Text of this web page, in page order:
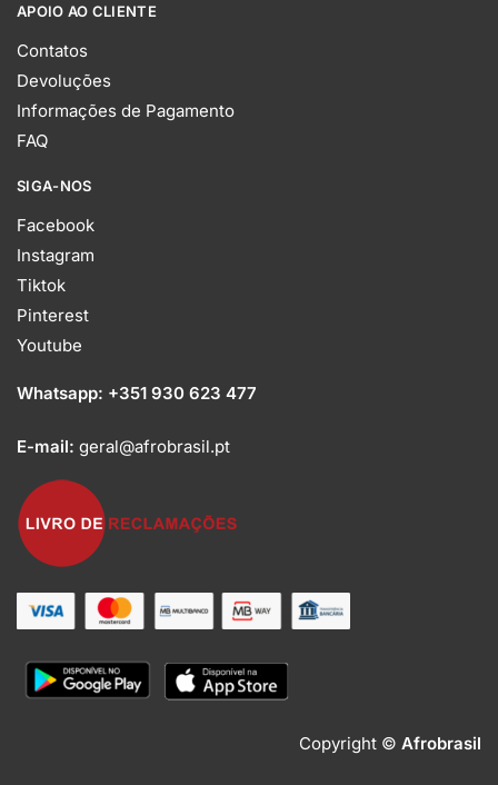
APOIO AO CLIENTE
Contatos
Devoluções
Informações de Pagamento
FAQ
SIGA-NOS
Facebook
Instagram
Tiktok
Pinterest
Youtube
Whatsapp: +351 930 623 477
E-mail: geral@afrobrasil.pt
Copyright © Afrobrasil